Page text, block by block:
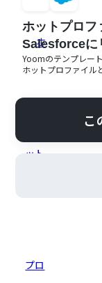
ホットプロフ
Salesforceに
Yoomのテンプレー
ホットプロファイル
こ